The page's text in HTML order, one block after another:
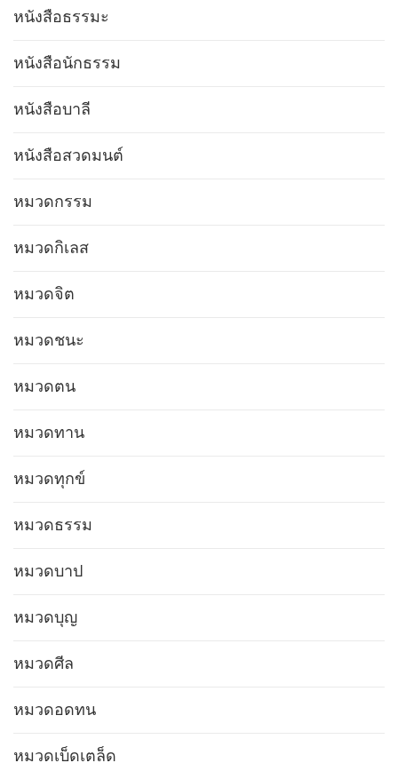
หนังสือธรรมะ
หนังสือนักธรรม
หนังสือบาลี
หนังสือสวดมนต์
หมวดกรรม
หมวดกิเลส
หมวดจิต
หมวดชนะ
หมวดตน
หมวดทาน
หมวดทุกข์
หมวดธรรม
หมวดบาป
หมวดบุญ
หมวดศีล
หมวดอดทน
หมวดเบ็ดเตล็ด